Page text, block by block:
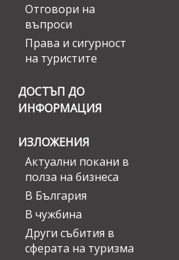
Отговори на
въпроси
Права и сигурност
на туристите
ДОСТЪП ДО
ИНФОРМАЦИЯ
ИЗЛОЖЕНИЯ
Актуални покани в
полза на бизнеса
В България
В чужбина
Други събития в
сферата на туризма